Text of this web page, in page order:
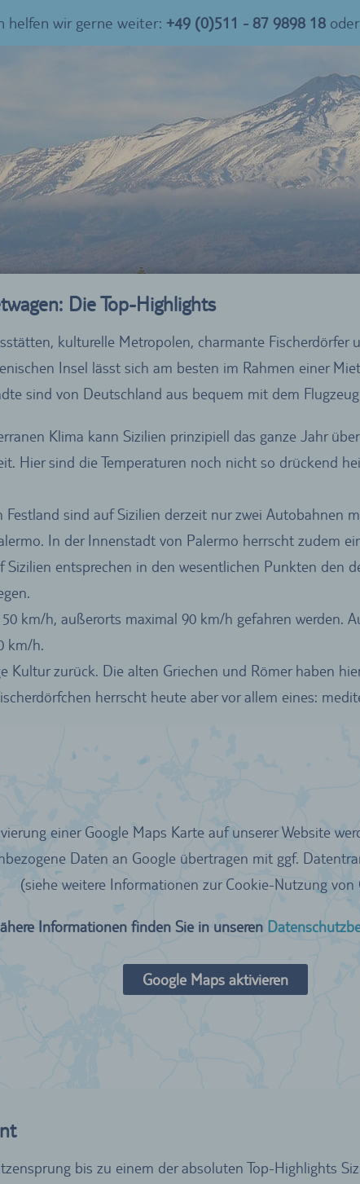
helfen wir gerne weiter: +49 (0)511 - 87 9898 18oder
Die Top-Highlights
kulturelle Metropolen, charmante Fischerdörfer
Insel lässt sich am besten im Rahmen einer
sind von Deutschland aus bequem mit dem
Klima kann Sizilien prinzipiell das ganze Jahr
Hier sind die Temperaturen noch nicht so drückend
sind auf Sizilien derzeit nur zwei Autobahnen
In der Innenstadt von Palermo herrscht zudem
Sizilien entsprechen in den wesentlichen Punkten den
km/h, außerorts maximal 90 km/h gefahren werden.
km/h.
Kultur zurück. Die alten Griechen und Römer haben
herrscht heute aber vor allem eines:
einer Google Maps Karte auf unserer Website
Daten an Google übertragen mit ggf.
(siehe weitere Informationen zur Cookie-Nutzung von
Informationen finden Sie in unseren
Google Maps aktivieren
bis zu einem der absoluten Top-Highlights